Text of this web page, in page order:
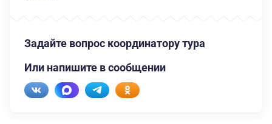
Задайте вопрос координатору тура
Или напишите в сообщении